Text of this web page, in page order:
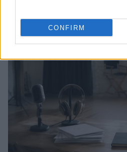
CONFIRM
Continua a leggere
GUIDE